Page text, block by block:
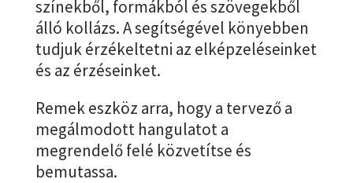
színekből, formákból és szövegekből
álló kollázs. A segítségével könyebben
tudjuk érzékeltetni az elképzeléseinket
és az érzéseinket.
Remek eszköz arra, hogy a tervező a
megálmodott hangulatot a
megrendelő felé közvetítse és
bemutassa.